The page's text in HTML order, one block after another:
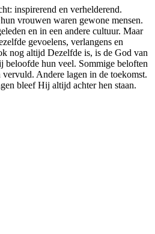
inspirerend en verhelderend.
vrouwen waren gewone mensen.
en in een andere cultuur. Maar
gevoelens, verlangens en
nog altijd Dezelfde is, is de God van
beloofde hun veel. Sommige beloften
Andere lagen in de toekomst.
bleef Hij altijd achter hen staan.